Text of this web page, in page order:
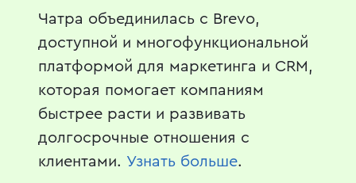
Чатра объединилась с Brevo,
доступной и многофункциональной
платформой для маркетинга и CRM,
которая помогает компаниям
быстрее расти и развивать
долгосрочные отношения с
клиентами. Узнать больше.